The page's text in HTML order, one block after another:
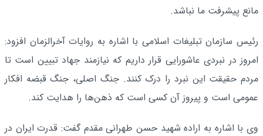
مانع پیشرفت ما نباشد.
رئیس سازمان تبلیغات اسلامی با اشاره به روایات آخرالزمان افزود:
امروز در نبردی عاشورایی قرار داریم که نیازمند جهاد تبیین‌ است تا
مردم حقیقت این نبرد را درک کنند. جنگ اصلی، جنگ قبضه افکار
عمومی است و پیروز آن کسی است که ذهن‌ها را هدایت کند.
وی با اشاره به اراده شهید حسن طهرانی مقدم گفت: قدرت ایران در